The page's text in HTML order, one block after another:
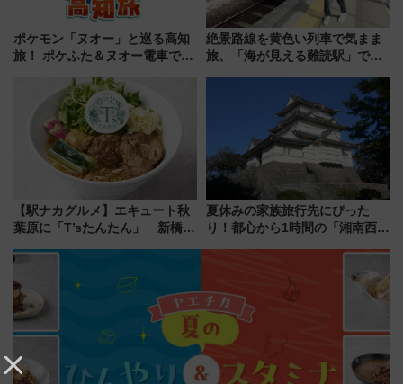
ポケモン「ヌオー」と巡る高知
旅！ ポケふた＆ヌオー電車で楽
路の絶景と絶品グルメを満喫！
（7月18日スタート）
絶景路線を黄色い列車で気まま
旅、「海が見える難読駅」で幸
「新・鉄道ひとり旅」279回目
の舞台は「島原鉄道」
【駅ナカグルメ】エキュート秋
葉原に「T’sたんたん」 新橋に
饅」、オムライス専門店「肉と
たまご」新グルメ続々登場！
【2026年8月】
夏休みの家族旅行先にぴった
り！都心から1時間の「湘南西エ